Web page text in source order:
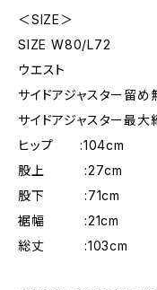
＜SIZE＞
SIZE W80/L72
ウエスト
サイドアジャスター留
サイドアジャスター最
ヒップ :104cm
股上 :27cm
股下 :71cm
裾幅 :21cm
総丈 :103cm